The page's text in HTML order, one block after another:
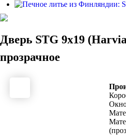
Дверь STG 9x19
прозрачное